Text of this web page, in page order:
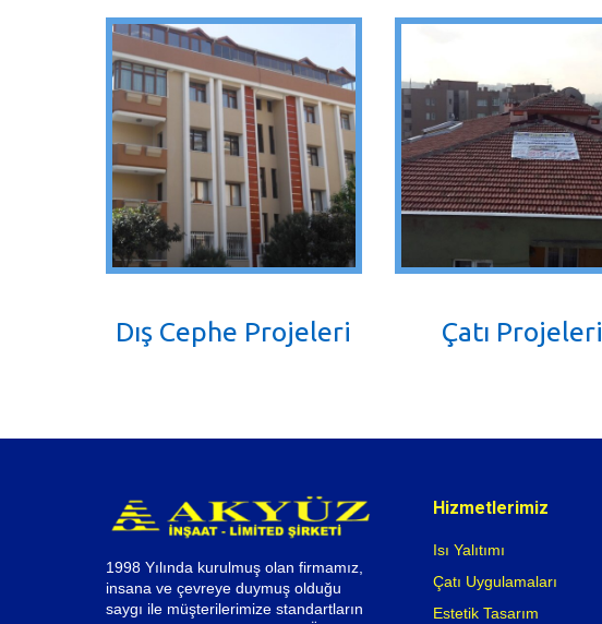
Dış Cephe Projeleri Çatı Projeleri
1998 Yılında kurulmuş olan firmamız,
insana ve çevreye duymuş olduğu
saygı ile müşterilerimize standartların
Hizmetlerimiz
Isı Yalıtımı
Çatı Uygulamaları
Estetik Tasarım